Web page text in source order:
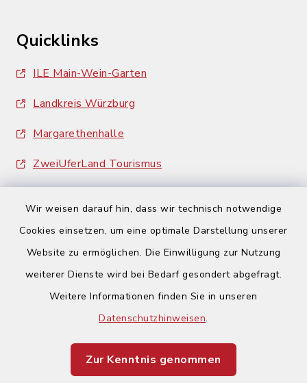
Wir weisen darauf hin, dass wir technisch notwendige
Cookies einsetzen, um eine optimale Darstellung unserer
Website zu ermöglichen. Die Einwilligung zur Nutzung
weiterer Dienste wird bei Bedarf gesondert abgefragt.
Weitere Informationen finden Sie in unseren
Datenschutzhinweisen.
Zur Kenntnis genommen
Quicklinks
ILE Main-Wein-Garten
Landkreis Würzburg
Margarethenhalle
ZweiUferLand Tourismus
Barrierefreiheit
Impressum